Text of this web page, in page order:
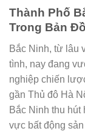
Thành Phố
Trong Bản
Bắc Ninh, từ lâu
tình, nay đang
nghiệp chiến
gần Thủ đô Hà
Bắc Ninh thu
vực bất động